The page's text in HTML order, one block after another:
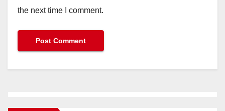
the next time I comment.